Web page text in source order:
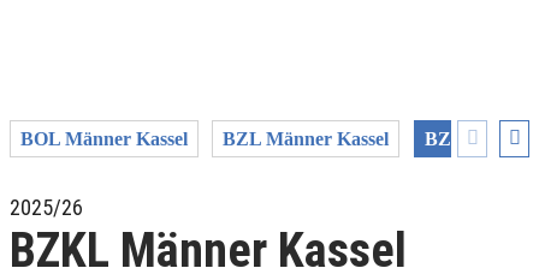
BOL Männer Kassel BZL Männer Kassel BZKL
2025/26
BZKL Männer Kassel